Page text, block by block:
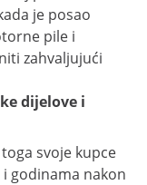
je posao
pile i
zahvaljujući
dijelove i
svoje kupce
godinama nakon